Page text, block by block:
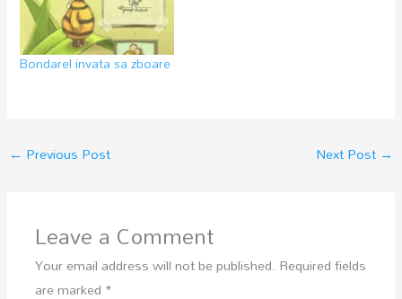
Bondarel invata sa zboare
← Previous Post Next Post →
Leave a Comment
Your email address will not be published. Required fields
are marked *